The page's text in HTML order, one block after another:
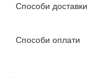
Способи доставки
Способи оплати